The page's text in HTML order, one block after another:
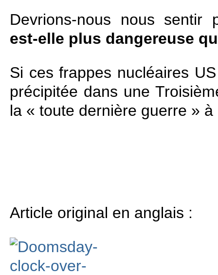
Devrions‑nous nous sentir
est-elle plus dangereuse
Si ces frappes nucléaires
précipitée dans une
la « toute dernière guerre »
Article original en anglais :